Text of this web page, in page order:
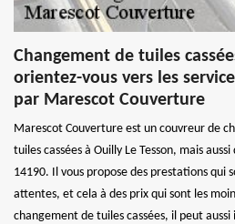
Changement de tuiles
orientez-vous vers les
par Marescot Couverture
Marescot Couverture est un couvreur de
tuiles cassées à Ouilly Le Tesson, mais
14190. Il vous propose des prestations qui
attentes, et cela à des prix qui sont les
changement de tuiles cassées, il peut